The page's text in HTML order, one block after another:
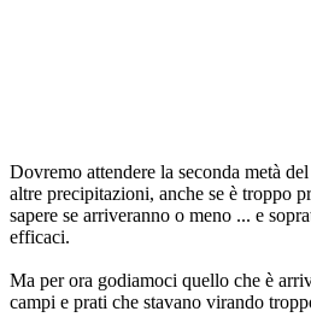
Dovremo attendere la seconda metà
altre precipitazioni, anche se è troppo
sapere se arriveranno o meno ... e
efficaci.
Ma per ora godiamoci quello che è
campi e prati che stavano virando